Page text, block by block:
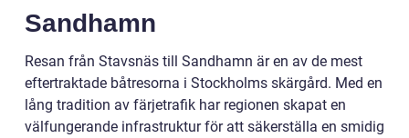
Sandhamn
Resan från Stavsnäs till Sandhamn är en av de mest
eftertraktade båtresorna i Stockholms skärgård. Med en
lång tradition av färjetrafik har regionen skapat en
välfungerande infrastruktur för att säkerställa en smidig